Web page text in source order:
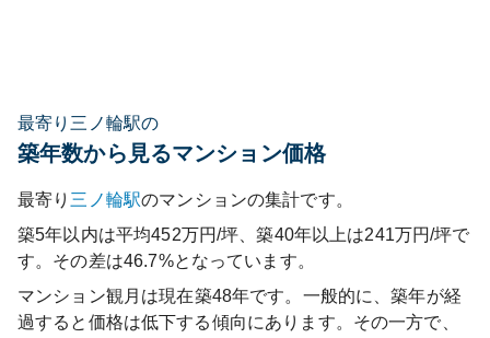
最寄り三ノ輪駅の
築年数から見るマンション価格
最寄り 三ノ輪駅のマンションの集計です。
築5年以内は平均452万円/坪、築40年以上は241万円/坪で
す。その差は46.7%となっています。
マンション観月 は現在築48年です。一般的に、築年が経
過すると価格は低下する傾向にあります。その一方で、